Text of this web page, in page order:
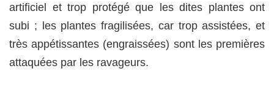
artificiel et trop protégé que les dites plantes ont
subi ; les plantes fragilisées, car trop assistées, et
très appétissantes (engraissées) sont les premières
attaquées par les ravageurs.